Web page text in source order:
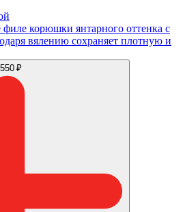
корюшки янтарного оттенка с
вялению сохраняет плотную и
₽